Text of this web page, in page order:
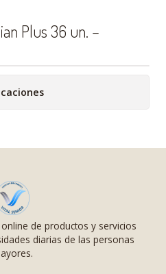
Plus 36 un. –
de productos y servicios
diarias de las personas